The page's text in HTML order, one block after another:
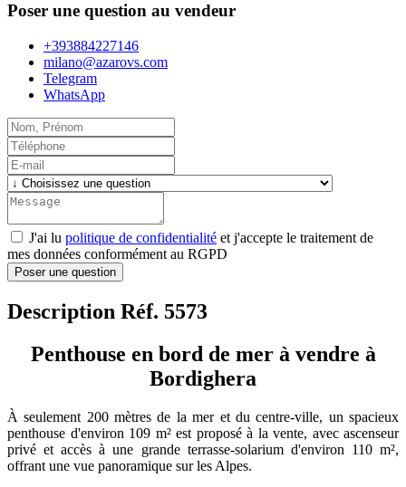
Poser une question au vendeur
+393884227146
milano@azarovs.com
Telegram
WhatsApp
J'ai lu politique de confidentialité et j'accepte le traitement de
mes données conformément au RGPD
Poser une question
Description Réf. 5573
Penthouse en bord de mer à vendre à
Bordighera
À seulement 200 mètres de la mer et du centre-ville, un spacieux
penthouse d'environ 109 m² est proposé à la vente, avec ascenseur
privé et accès à une grande terrasse-solarium d'environ 110 m²,
offrant une vue panoramique sur les Alpes.